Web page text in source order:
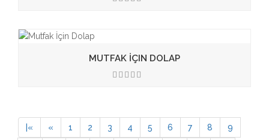
MUTFAK İÇIN DOLAP
« « 1 2 3 4 5 6 7 8 9